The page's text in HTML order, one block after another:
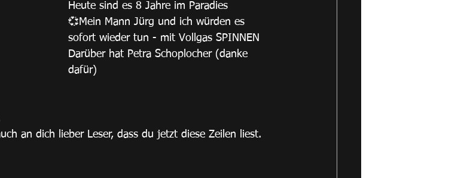
Heute sind es 8 Jahre im Paradies
💞Mein Mann Jürg und ich würden es
sofort wieder tun - mit Vollgas SPINNEN
Darüber hat Petra Schoplocher (danke
dafür)
an dich lieber Leser, dass du jetzt diese Zeilen liest.